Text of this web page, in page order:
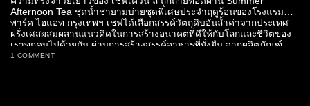
Afternoon Tea ชุดน้ำชายามบ่ายชุดพิเศษประจำฤดูร้อนของโรงแรม
พาร์ค ไฮแอท กรุงเทพฯ เชฟได้เลือกสรรค์วัตถุดิบอันล้ำค่าจากประเทศ
ฝรั่งเศสผสมผสานแนวคิดในการสร้างอนาคตที่ดีให้กับโลกและชีวิตของ
เราทุกคนไปด้วยกัน ผ่านการสร้างสรรค์อาหารที่ยั่งยืน จากผลิตภัณฑ์
คุณภาพเยี่ยมท้องถิ่นของไทย กลายเป็นเซ็ต Summer...
1 COMMENT